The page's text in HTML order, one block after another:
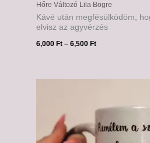
Hőre Változó Lila Bögre
Kávé után megfésülködöm,
elvisz az agyvérzés
6,000Ft – 6,500Ft